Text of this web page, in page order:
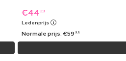
€44 39
Ledenprijs
Normale prijs:€59 99